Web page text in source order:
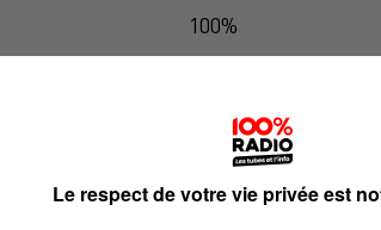
100%
Le respect de votre vie privée est